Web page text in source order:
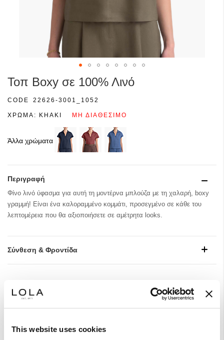
This website uses cookies
Τοπ Boxy σε 100% Λινό
CODE 22626-3001_1052
ΧΡΩΜΑ: KHAKI ΜΗ ΔΙΑΘΈΣΙΜΟ
Άλλα χρώματα
Περιγραφή
Φίνο λινό ύφασμα για αυτή τη μοντέρνα μπλούζα με τη χαλαρή, boxy
γραμμή! Είναι ένα καλοραμμένο κομμάτι, προσεγμένο σε κάθε του
λεπτομέρεια που θα αξιοποιήσετε σε αμέτρητα looks.
Σύνθεση & Φροντίδα
Μετάβαση
στην
αρχή
συλλογής
Style With